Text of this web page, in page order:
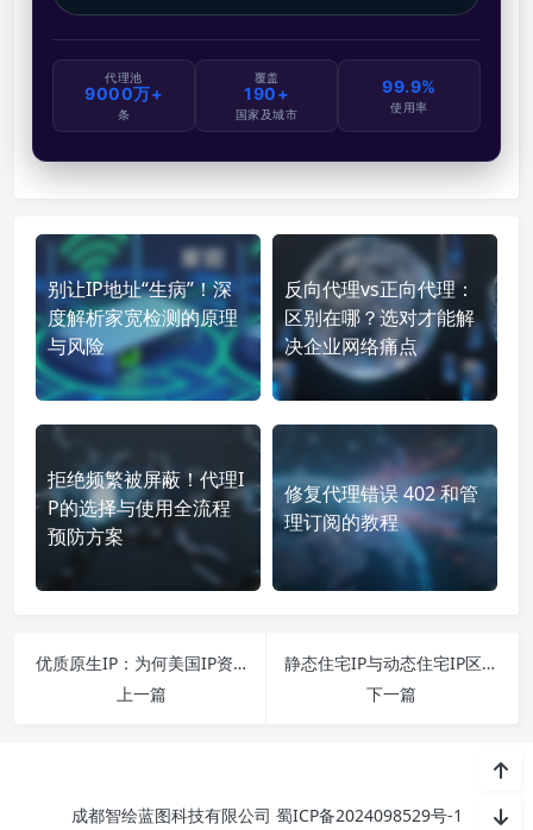
代理池
9000万+
条
覆盖
190+
国家及城市
99.9%
使用率
别让IP地址“生病”！深
度解析家宽检测的原理
与风险
反向代理vs正向代理：
区别在哪？选对才能解
决企业网络痛点
拒绝频繁被屏蔽！代理I
P的选择与使用全流程
预防方案
修复代理错误 402 和管
理订阅的教程
优质原生IP：为何美国IP资源在跨境业务中不可或缺？
上一篇
静态住宅IP与动态住宅IP区别详解：企业出海如何选择？
下一篇
成都智绘蓝图科技有限公司 蜀ICP备2024098529号-1